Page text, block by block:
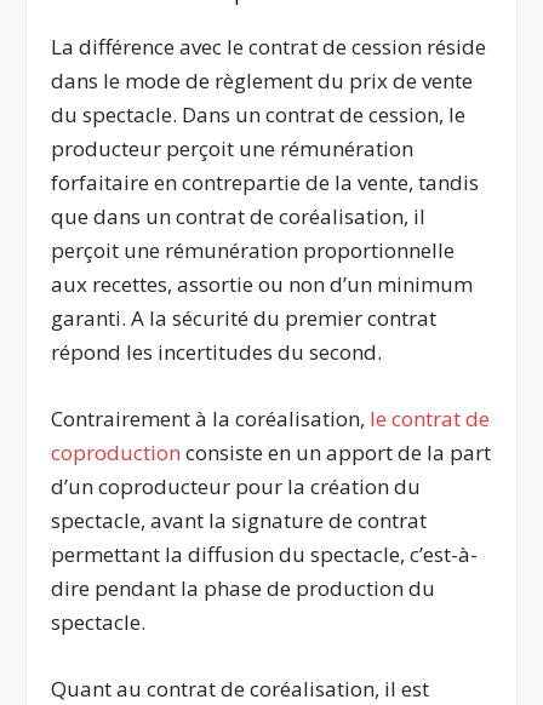
La différence avec le contrat de cession réside
dans le mode de règlement du prix de vente
du spectacle. Dans un contrat de cession, le
producteur perçoit une rémunération
forfaitaire en contrepartie de la vente, tandis
que dans un contrat de coréalisation, il
perçoit une rémunération proportionnelle
aux recettes, assortie ou non d’un minimum
garanti. A la sécurité du premier contrat
répond les incertitudes du second.
Contrairement à la coréalisation, le contrat de
coproduction consiste en un apport de la part
d’un coproducteur pour la création du
spectacle, avant la signature de contrat
permettant la diffusion du spectacle, c’est-à-
dire pendant la phase de production du
spectacle.
Quant au contrat de coréalisation, il est